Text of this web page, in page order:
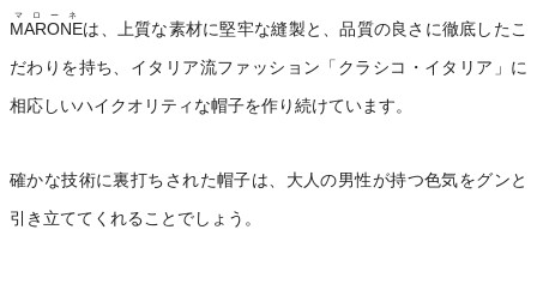
MARONE
マローネ
は、上質な素材に堅牢な縫製と、品質の良さに徹底したこ
だわりを持ち、イタリア流ファッション「クラシコ・イタリア」に
相応しいハイクオリティな帽子を作り続けています。
確かな技術に裏打ちされた帽子は、大人の男性が持つ色気をグンと
引き立ててくれることでしょう。